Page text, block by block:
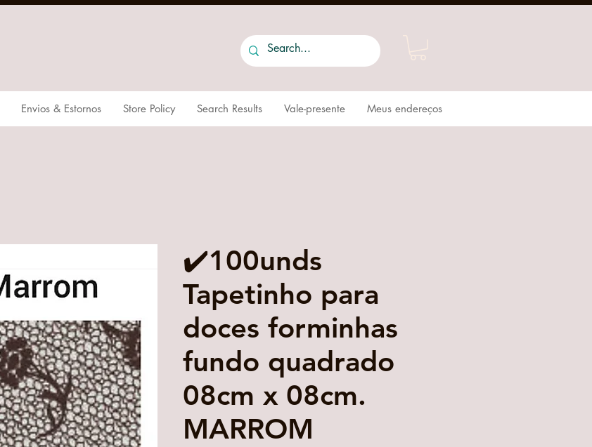
Envios & Estornos Store Policy Search Results Vale-presente Meus endereços
✔️100unds
Tapetinho para
doces forminhas
fundo quadrado
08cm x 08cm.
MARROM